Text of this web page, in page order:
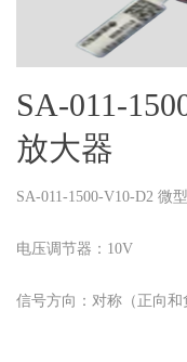
SA-011-
放大器
SA-011-1500-V10-D2 微
电压调节器：10V
信号方向：对称（正向和